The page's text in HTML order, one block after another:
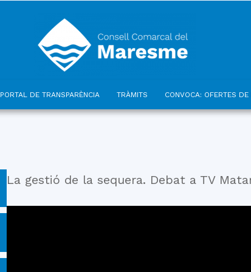
PORTAL DE TRANSPARÈNCIA TRÀMITS CONVOCA: OFERTES DE
La gestió de la sequera. Debat a TV